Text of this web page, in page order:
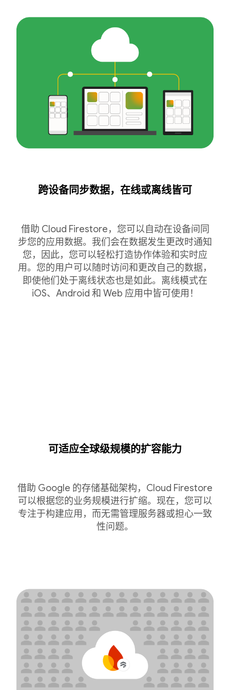
跨设备同步数据，在线或离线皆可
借助 Cloud Firestore，您可以自动在设备间同
步您的应用数据。我们会在数据发生更改时通知
您，因此，您可以轻松打造协作体验和实时应
用。您的用户可以随时访问和更改自己的数据，
即使他们处于离线状态也是如此。离线模式在
iOS、Android 和 Web 应用中皆可使用！
可适应全球级规模的扩容能力
借助 Google 的存储基础架构，Cloud Firestore
可以根据您的业务规模进行扩缩。现在，您可以
专注于构建应用，而无需管理服务器或担心一致
性问题。